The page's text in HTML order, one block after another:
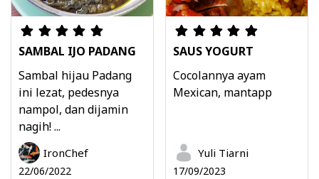
SAMBAL IJO PADANG
Sambal hijau Padang
ini lezat, pedesnya
nampol, dan dijamin
nagih! ...
IronChef
22/06/2022
SAUS YOGURT
Cocolannya ayam
Mexican, mantapp
Yuli Tiarni
17/09/2023